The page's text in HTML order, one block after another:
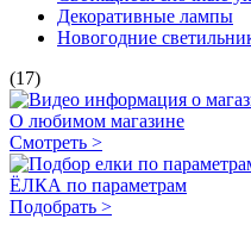
Декоративные лампы
Новогодние
(17)
О любимом магазине
Смотреть >
ЁЛКА по параметрам
Подобрать >